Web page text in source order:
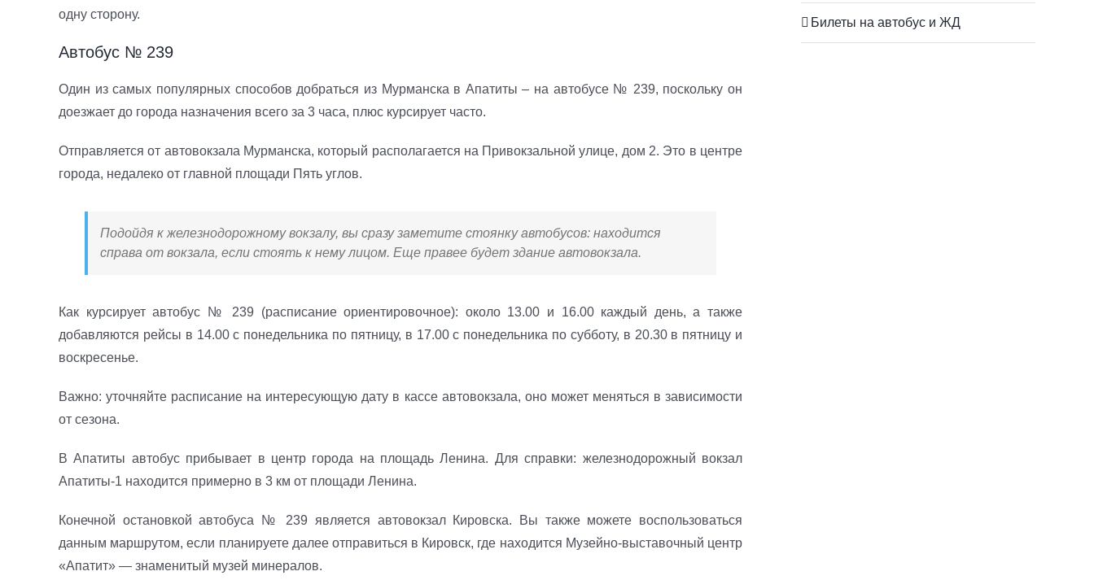
одну сторону.
Автобус № 239
Один из самых популярных способов добраться из Мурманска в Апатиты – на автобусе № 239, поскольку он
доезжает до города назначения всего за 3 часа, плюс курсирует часто.
Отправляется от автовокзала Мурманска, который располагается на Привокзальной улице, дом 2. Это в центре
города, недалеко от главной площади Пять углов.
Подойдя к железнодорожному вокзалу, вы сразу заметите стоянку автобусов: находится
справа от вокзала, если стоять к нему лицом. Еще правее будет здание автовокзала.
Как курсирует автобус № 239 (расписание ориентировочное): около 13.00 и 16.00 каждый день, а также
добавляются рейсы в 14.00 с понедельника по пятницу, в 17.00 с понедельника по субботу, в 20.30 в пятницу и
воскресенье.
Важно: уточняйте расписание на интересующую дату в кассе автовокзала, оно может меняться в зависимости
от сезона.
В Апатиты автобус прибывает в центр города на площадь Ленина. Для справки: железнодорожный вокзал
Апатиты-1 находится примерно в 3 км от площади Ленина.
Конечной остановкой автобуса № 239 является автовокзал Кировска. Вы также можете воспользоваться
данным маршрутом, если планируете далее отправиться в Кировск, где находится Музейно-выставочный центр
«Апатит» — знаменитый музей минералов.
Билеты на автобус и ЖД